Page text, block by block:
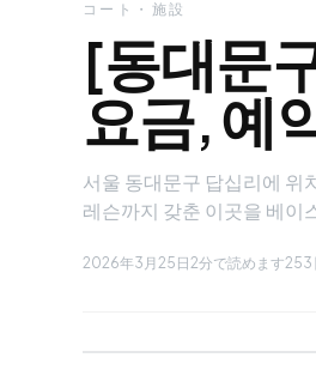
コート・施設
[동대문
요금, 예
서울 동대문구 답십리에 위
레슨까지 갖춘 이곳을 베이
2026年3月25日2分で読めます253